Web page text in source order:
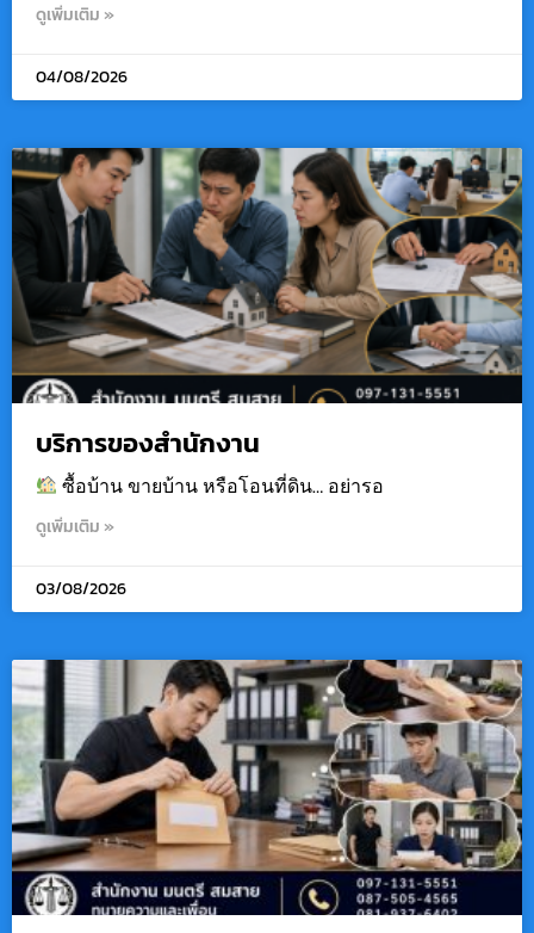
ดูเพิ่มเติม »
04/08/2026
บริการของสำนักงาน
ซื้อบ้าน ขายบ้าน หรือโอนที่ดิน… อย่ารอ
ดูเพิ่มเติม »
03/08/2026